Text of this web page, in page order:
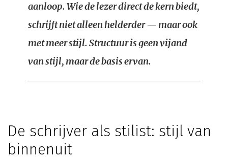
aanloop. Wie de lezer direct de kern biedt,
schrijft niet alleen helderder — maar ook
met meer stijl. Structuur is geen vijand
van stijl, maar de basis ervan.
De schrijver als stilist: stijl van
binnenuit